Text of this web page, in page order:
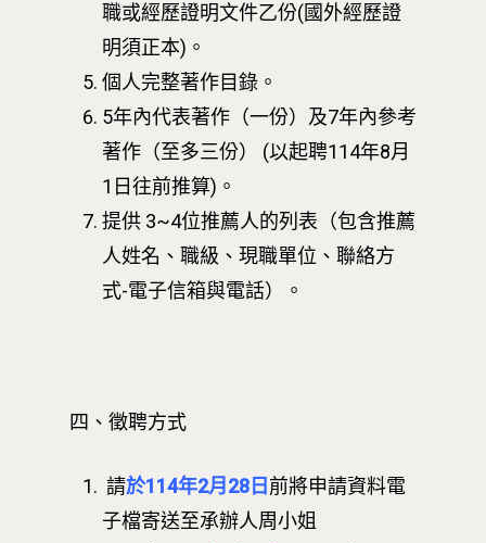
職或經歷證明文件乙份(國外經歷證
明須正本)。
個人完整著作目錄。
5年內代表著作（一份）及7年內參考
著作（至多三份） (以起聘114年8月
1日往前推算)。
提供 3~4位推薦人的列表（包含推薦
人姓名、職級、現職單位、聯絡方
式-電子信箱與電話）。
四、徵聘方式
請於114年2月28日 前將申請資料電
子檔寄送至承辦人周小姐